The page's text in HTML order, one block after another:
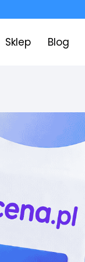
Sklep Blog